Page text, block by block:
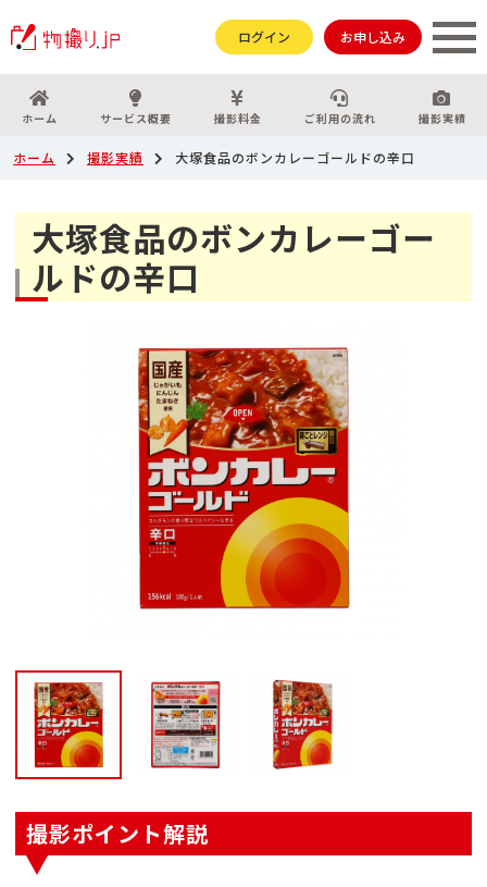
ログイン お申し込み
ホーム サービス概要 撮影料金 ご利用の流れ 撮影実績
ホーム 撮影実績 大塚食品のボンカレーゴールドの辛口
大塚食品のボンカレーゴー
ルドの辛口
撮影ポイント解説